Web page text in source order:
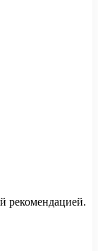
рекомендацией.